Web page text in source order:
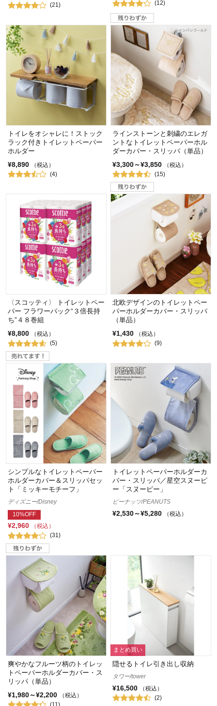
(21)
(12)
トイレをオシャレに！ストック
ラック付きトイレットペーパー
ホルダー
¥8,890
（税込）
(4)
ラインストーンと刺繍のエレガ
ントなトイレットペーパーホル
ダーカバー・スリッパ（単品）
¥3,300～¥3,850
（税込）
(15)
〈スコッティ〉 トイレットペー
パー フラワーパック“３倍長持
ち”４８巻組
¥8,800
（税込）
(5)
北欧デザインのトイレットペー
パーホルダーカバー・スリッパ
（単品）
¥1,430
（税込）
(9)
シンプルなトイレットペーパー
ホルダーカバー＆スリッパセッ
ト「ミッキーモチーフ」
ディズニー/Disney
10%OFF
¥2,960
（税込）
(31)
トイレットペーパーホルダーカ
バー・スリッパ／星空スヌーピ
ー「スヌーピー」
ピーナッツ/PEANUTS
¥2,530～¥5,280 （税込）
爽やかなフルーツ柄のトイレッ
トペーパーホルダーカバー・ス
リッパ（単品）
¥1,980～¥2,200
（税込）
(11)
まとめ買い
隠せるトイレ引き出し収納
タワー/tower
¥16,500
（税込）
(2)